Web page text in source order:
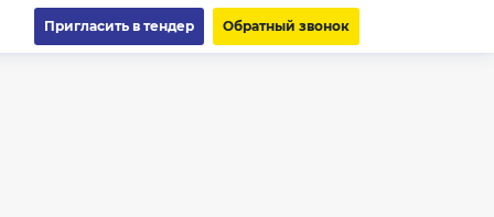
Пригласить в тендер Обратный звонок